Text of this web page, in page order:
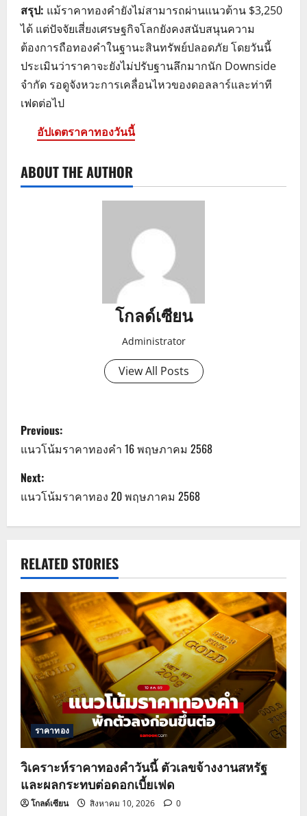
สรุป: แม้ราคาทองคำยังไม่สามารถผ่านแนวต้าน $3,250
ได้ แต่ปัจจัยเสี่ยงเศรษฐกิจโลกยังคงสนับสนุนความ
ต้องการถือทองคำในฐานะสินทรัพย์ปลอดภัย โดยวันนี้
ประเมินว่าราคาจะยังไม่ปรับฐานลึกมากนัก Downside
จำกัด รอดูจังหวะการเคลื่อนไหวของดอลลาร์และท่าที
เฟดต่อไป
อัปเดตราคาทองวันนี้
ABOUT THE AUTHOR
โกลด์เซียน
Administrator
View All Posts
P
o
s
t
a
v
i
g
a
t
i
o
n
Previous:
แนวโน้มราคาทองคำ 16 พฤษภาคม 2568
Next:
แนวโน้มราคาทอง 20 พฤษภาคม 2568
RELATED STORIES
ราคาทอง
วิเคราะห์ราคาทองคำวันนี้ ตัวเลขจ้างงานสหรัฐ
และผลกระทบต่อดอกเบี้ยเฟด
โกลด์เซียน สิงหาคม 10, 2026 0